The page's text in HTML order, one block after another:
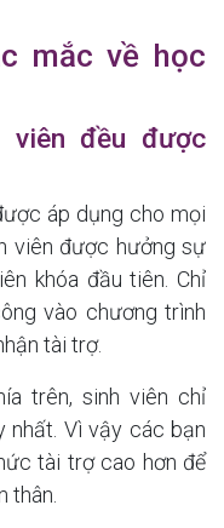
mắc về học
đều được
áp dụng cho mọi
viên được hưởng sự
khóa đầu tiên. Chỉ
vào chương trình
tài trợ.
trên, sinh viên chỉ
Vì vậy các bạn
tài trợ cao hơn để
thân.